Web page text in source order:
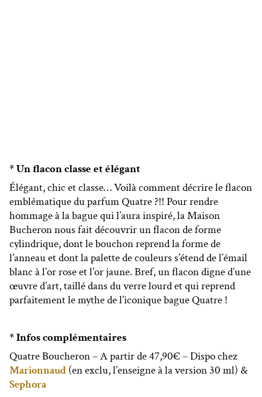
* Un flacon classe et élégant
Élégant, chic et classe… Voilà comment décrire le flacon
emblématique du parfum Quatre ?!! Pour rendre
hommage à la bague qui l’aura inspiré, la Maison
Bucheron nous fait découvrir un flacon de forme
cylindrique, dont le bouchon reprend la forme de
l’anneau et dont la palette de couleurs s’étend de l’émail
blanc à l’or rose et l’or jaune. Bref, un flacon digne d’une
œuvre d’art, taillé dans du verre lourd et qui reprend
parfaitement le mythe de l’iconique bague Quatre !
* Infos complémentaires
Quatre Boucheron – A partir de 47,90€ – Dispo chez
Marionnaud (en exclu, l’enseigne à la version 30 ml) &
Sephora